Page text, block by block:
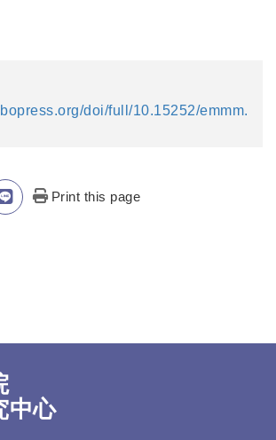
doi/full/10.15252/emmm.
Print this page
中心